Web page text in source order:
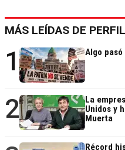
MÁS LEÍDAS DE PERFIL
1 Algo pasó
2
La
Unidos y
Muerta
Récord